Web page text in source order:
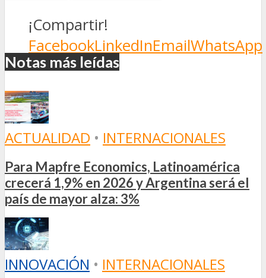
¡Compartir!
FacebookLinkedInEmailWhatsApp
Notas más leídas
ACTUALIDAD • INTERNACIONALES
Para Mapfre Economics, Latinoamérica
crecerá 1,9% en 2026 y Argentina será el
país de mayor alza: 3%
INNOVACIÓN • INTERNACIONALES